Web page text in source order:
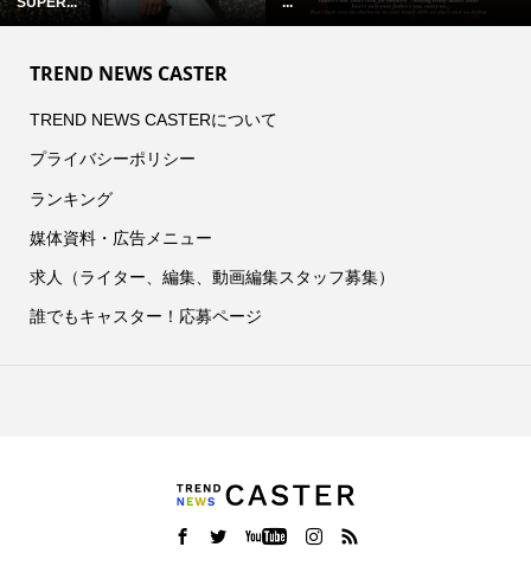
TREND NEWS CASTER
TREND NEWS CASTERについて
プライバシーポリシー
ランキング
媒体資料・広告メニュー
求人（ライター、編集、動画編集スタッフ募集）
誰でもキャスター！応募ページ